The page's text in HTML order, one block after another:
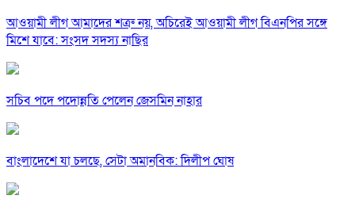
আওয়ামী লীগ আমাদের শত্রু নয়, অচিরেই আওয়ামী লীগ বিএনপির সঙ্গে
মিশে যাবে: সংসদ সদস্য নাছির
সচিব পদে পদোন্নতি পেলেন জেসমিন নাহার
বাংলাদেশে যা চলছে, সেটা অমানবিক: দিলীপ ঘোষ